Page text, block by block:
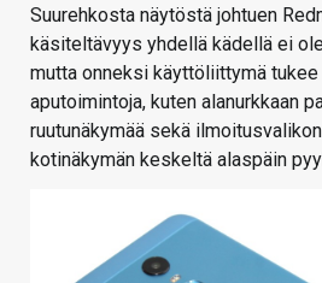
Suurehkosta näytöstä johtuen
käsiteltävyys yhdellä kädellä ei
mutta onneksi käyttöliittymä
aputoimintoja, kuten alanurkkaan
ruutunäkymää sekä
kotinäkymän keskeltä alaspäin